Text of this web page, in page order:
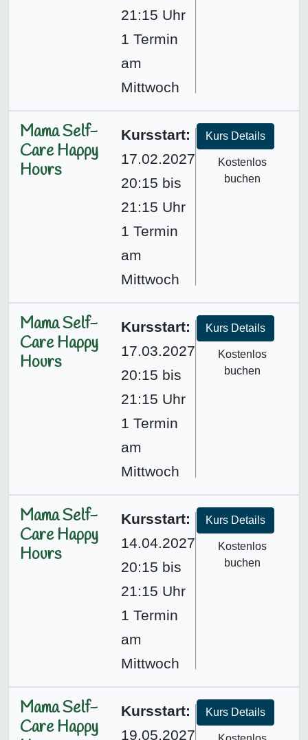
21:15 Uhr
1 Termin
am
Mittwoch
Mama Self-
Care Happy
Hours
Kursstart:
17.02.2027
20:15 bis
21:15 Uhr
1 Termin
am
Mittwoch
Kurs Details
Kostenlos
buchen
Mama Self-
Care Happy
Hours
Kursstart:
17.03.2027
20:15 bis
21:15 Uhr
1 Termin
am
Mittwoch
Kurs Details
Kostenlos
buchen
Mama Self-
Care Happy
Hours
Kursstart:
14.04.2027
20:15 bis
21:15 Uhr
1 Termin
am
Mittwoch
Kurs Details
Kostenlos
buchen
Mama Self-
Care Happy
Kursstart:
19.05.2027
Kurs Details